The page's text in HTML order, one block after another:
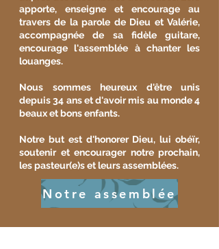
apporte, enseigne et encourage au
travers de la parole de Dieu et Valérie,
accompagnée de sa fidèle guitare,
encourage l'assemblée à chanter les
louanges.
Nous sommes heureux d'être unis
depuis 34 ans et d'avoir mis au monde 4
beaux et bons enfants.
Notre but est d'honorer Dieu, lui obéïr,
soutenir et encourager notre prochain,
les pasteur(e)s et leurs assemblées.
Notre assemblée